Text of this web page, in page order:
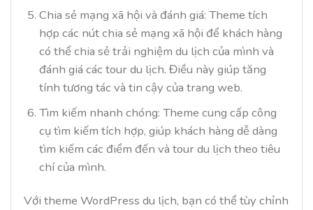
Chia sẻ mạng xã hội và đánh giá: Theme tích
hợp các nút chia sẻ mạng xã hội để khách hàng
có thể chia sẻ trải nghiệm du lịch của mình và
đánh giá các tour du lịch. Điều này giúp tăng
tính tương tác và tin cậy của trang web.
Tìm kiếm nhanh chóng: Theme cung cấp công
cụ tìm kiếm tích hợp, giúp khách hàng dễ dàng
tìm kiếm các điểm đến và tour du lịch theo tiêu
chí của mình.
Với theme WordPress du lịch, bạn có thể tùy chỉnh